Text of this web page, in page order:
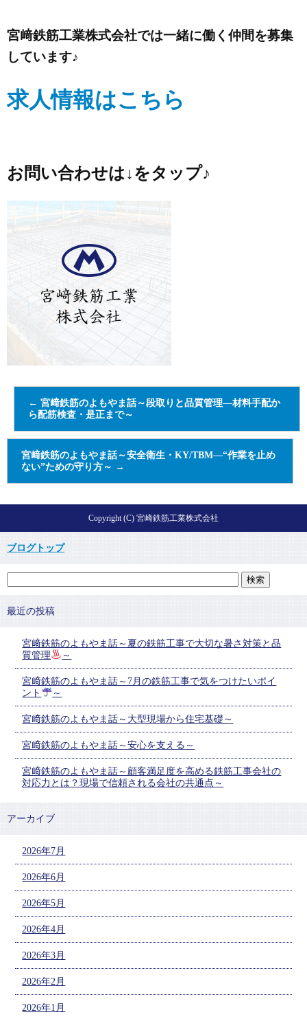
宮﨑鉄筋工業株式会社では一緒に働く仲間を募集
しています♪
求人情報はこちら
お問い合わせは↓をタップ♪
← 宮﨑鉄筋のよもやま話～段取りと品質管理—材料手配か
ら配筋検査・是正まで～
宮﨑鉄筋のよもやま話～安全衛生・KY/TBM—“作業を止め
ない”ための守り方～ →
Copyright (C) 宮崎鉄筋工業株式会社
ブログトップ
最近の投稿
宮﨑鉄筋のよもやま話～夏の鉄筋工事で大切な暑さ対策と品
質管理
～
宮﨑鉄筋のよもやま話～7月の鉄筋工事で気をつけたいポイ
ント
～
宮﨑鉄筋のよもやま話～大型現場から住宅基礎～
宮﨑鉄筋のよもやま話～安心を支える～
宮﨑鉄筋のよもやま話～顧客満足度を高める鉄筋工事会社の
対応力とは？現場で信頼される会社の共通点～
アーカイブ
2026年7月
2026年6月
2026年5月
2026年4月
2026年3月
2026年2月
2026年1月